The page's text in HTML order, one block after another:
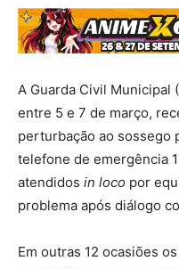
A Guarda Civil Municipal
entre 5 e 7 de março,
perturbação ao sossego
telefone de emergência
atendidos in loco por
problema após diálogo
Em outras 12 ocasiões